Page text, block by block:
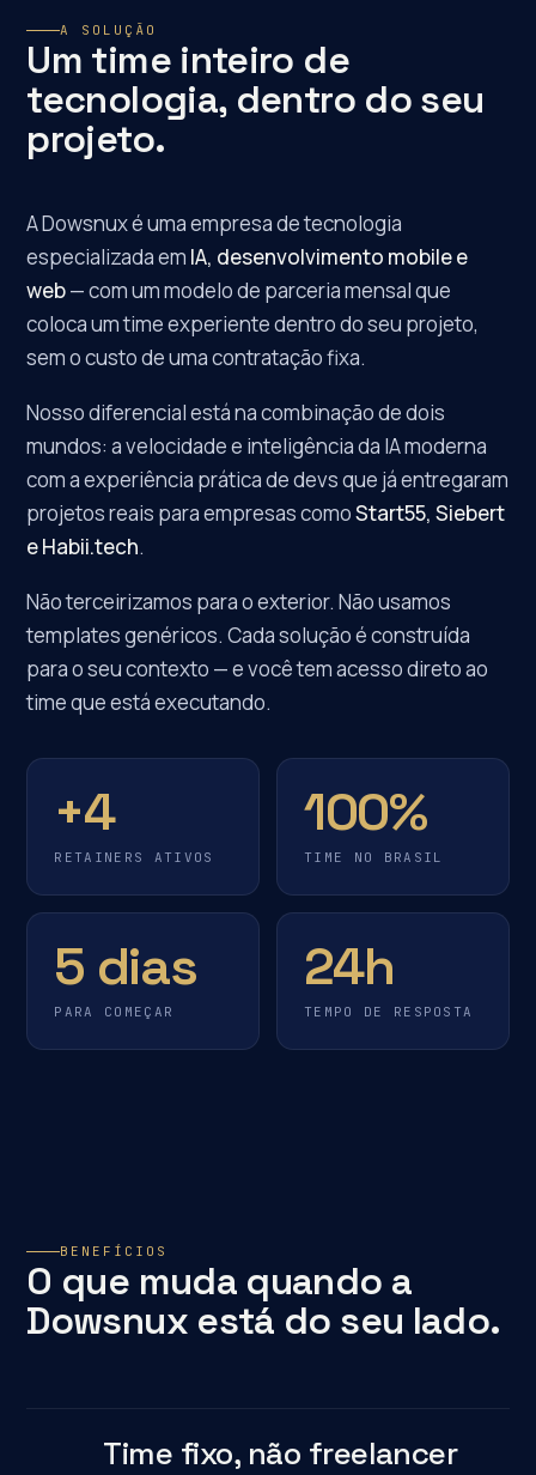
A SOLUÇÃO
Um time inteiro de
tecnologia, dentro do seu
projeto.
A Dowsnux é uma empresa de tecnologia
especializada em IA, desenvolvimento mobile e
web— com um modelo de parceria mensal que
coloca um time experiente dentro do seu projeto,
sem o custo de uma contratação fixa.
Nosso diferencial está na combinação de dois
mundos: a velocidade e inteligência da IA moderna
com a experiência prática de devs que já entregaram
projetos reais para empresas comoStart55, Siebert
e Habii.tech.
Não terceirizamos para o exterior. Não usamos
templates genéricos. Cada solução é construída
para o seu contexto — e você tem acesso direto ao
time que está executando.
+4
RETAINERS ATIVOS
100%
TIME NO BRASIL
5 dias
PARA COMEÇAR
24h
TEMPO DE RESPOSTA
BENEFÍCIOS
O que muda quando a
Dowsnux está do seu lado.
Time fixo, não freelancer